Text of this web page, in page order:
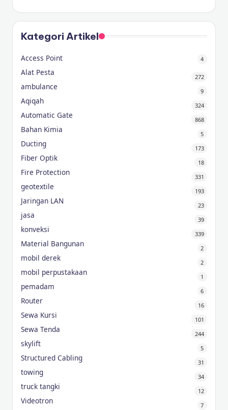
Kategori Artikel
Access Point 4
Alat Pesta 272
ambulance 9
Aqiqah 324
Automatic Gate 868
Bahan Kimia 5
Ducting 173
Fiber Optik 18
Fire Protection 331
geotextile 193
Jaringan LAN 23
jasa 39
konveksi 339
Material Bangunan 2
mobil derek 2
mobil perpustakaan 1
pemadam 6
Router 16
Sewa Kursi 101
Sewa Tenda 244
skylift 5
Structured Cabling 31
towing 34
truck tangki 12
Videotron 7